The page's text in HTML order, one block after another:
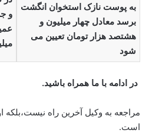
به پوست نازک استخوان انگشت
برسد معادل چهار میلیون و
هشتصد هزار تومان تعیین می
شود
و
در ادامه با ما همراه باشید.
مراجعه به وکیل آخرین راه نیست،بلکه
است.